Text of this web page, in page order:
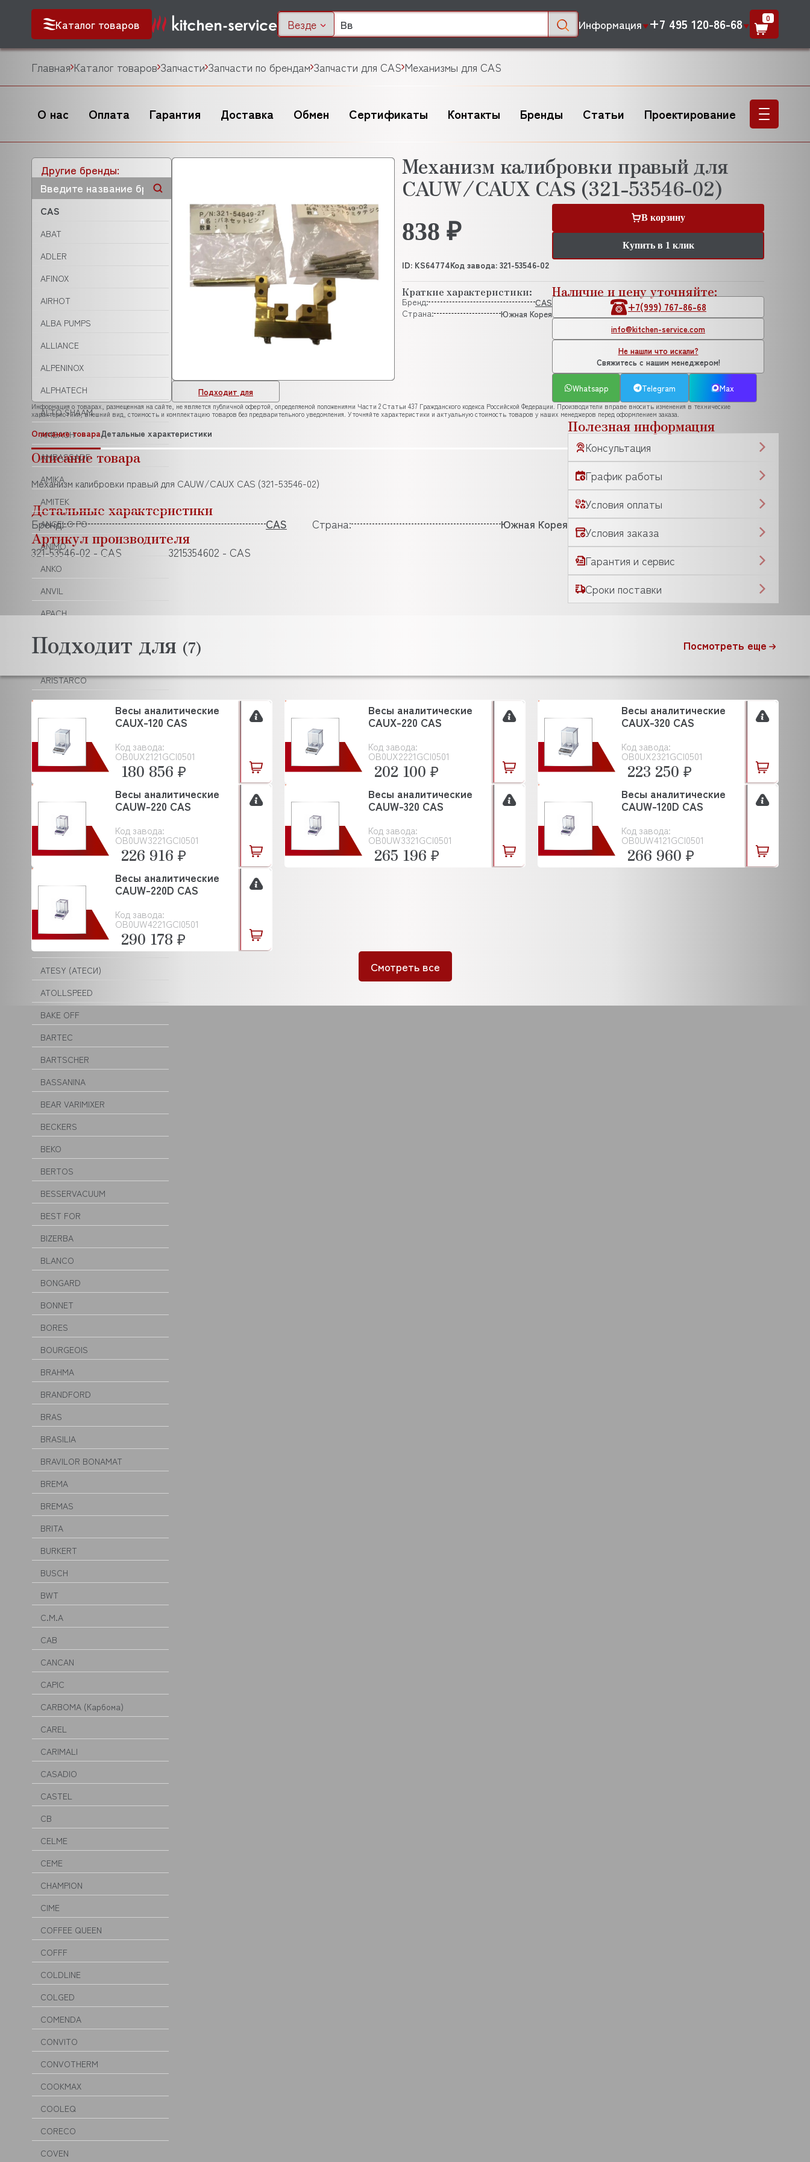
Каталог товаров Везде Информация +7 495 120-86-68 0
Главная Каталог товаров Запчасти Запчасти по брендам Запчасти для CAS Механизмы для CAS
О нас Оплата Гарантия Доставка Обмен Сертификаты Контакты Бренды Статьи Проектирование
Другие бренды:
CAS
ABAT
ADLER
AFINOX
AIRHOT
ALBA PUMPS
ALLIANCE
ALPENINOX
ALPHATECH
ALTO SHAAM
AMBACH
AMBASSADE
AMIKA
AMITEK
ANGELO PO
ANIMO
ANKO
ANVIL
APACH
APS
AQUA
ARISTARCO
ARKTO
ASCASO
ASCO
ASCON TECNOLOGIC
ASF/THOMAS
ASKO
ATESY (АТЕСИ)
ATOLLSPEED
BAKE OFF
BARTEC
BARTSCHER
BASSANINA
BEAR VARIMIXER
BECKERS
BEKO
BERTOS
BESSERVACUUM
BEST FOR
BIZERBA
BLANCO
BONGARD
BONNET
BORES
BOURGEOIS
BRAHMA
BRANDFORD
BRAS
BRASILIA
BRAVILOR BONAMAT
BREMA
BREMAS
BRITA
BURKERT
BUSCH
BWT
C.M.A
CAB
CANCAN
CAPIC
CARBOMA (Карбома)
CAREL
CARIMALI
CASADIO
CASTEL
CB
CELME
CEME
CHAMPION
CIME
COFFEE QUEEN
COFFF
COLDLINE
COLGED
COMENDA
CONVITO
CONVOTHERM
COOKMAX
COOLEQ
CORECO
COVEN
Подходит для
Механизм калибровки правый для
CAUW/CAUX CAS (321-53546-02)
838 ₽
В корзину
Купить в 1 клик
ID: KS64774Код завода: 321-53546-02
Краткие характеристики:
Бренд:
CAS
Страна:
Южная Корея
Наличие и цену уточняйте:
+7(999) 767-86-68
info@kitchen-service.com
Не нашли что искали?
Свяжитесь с нашим менеджером!
Whatsapp Telegram Max
Информация о товарах, размещенная на сайте, не является публичной офертой, определяемой положениями Части 2 Статьи 437 Гражданского кодекса Российской Федерации. Производители вправе вносить изменения в технические
характеристики, внешний вид, стоимость и комплектацию товаров без предварительного уведомления. Уточняйте характеристики и актуальную стоимость товаров у наших менеджеров перед оформлением заказа.
Описание товараДетальные характеристики
Описание товара
Механизм калибровки правый для CAUW/CAUX CAS (321-53546-02)
Детальные характеристики
Бренд: CAS Страна: Южная Корея
Артикул производителя
321-53546-02 - CAS 3215354602 - CAS
Полезная информация
Консультация
График работы
Условия оплаты
Условия заказа
Гарантия и сервис
Сроки поставки
Подходит для (7) Посмотреть еще
Код завода:
OB0UX2121GCI0501
Весы аналитические
CAUX-120 CAS
180 856 ₽
Код завода:
OB0UX2221GCI0501
Весы аналитические
CAUX-220 CAS
202 100 ₽
Код завода:
OB0UX2321GCI0501
Весы аналитические
CAUX-320 CAS
223 250 ₽
Код завода:
OB0UW3221GCI0501
Весы аналитические
CAUW-220 CAS
226 916 ₽
Код завода:
OB0UW3321GCI0501
Весы аналитические
CAUW-320 CAS
265 196 ₽
Код завода:
OB0UW4121GCI0501
Весы аналитические
CAUW-120D CAS
266 960 ₽
Код завода:
OB0UW4221GCI0501
Весы аналитические
CAUW-220D CAS
290 178 ₽
Смотреть все